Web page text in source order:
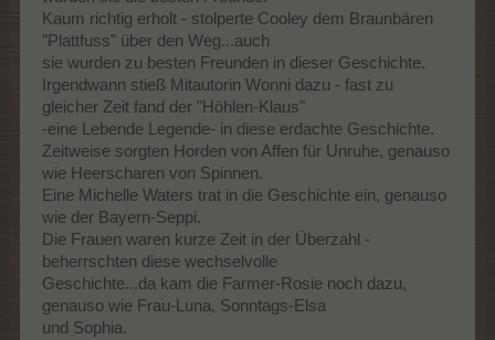
Kaum richtig erholt - stolperte Cooley dem Braunbären
"Plattfuss" über den Weg...auch
sie wurden zu besten Freunden in dieser Geschichte.
Irgendwann stieß Mitautorin Wonni dazu - fast zu
gleicher Zeit fand der "Höhlen-Klaus"
-eine Lebende Legende- in diese erdachte Geschichte.
Zeitweise sorgten Horden von Affen für Unruhe, genauso
wie Heerscharen von Spinnen.
Eine Michelle Waters trat in die Geschichte ein, genauso
wie der Bayern-Seppi.
Die Frauen waren kurze Zeit in der Überzahl -
beherrschten diese wechselvolle
Geschichte...da kam die Farmer-Rosie noch dazu,
genauso wie Frau-Luna, Sonntags-Elsa
und Sophia.